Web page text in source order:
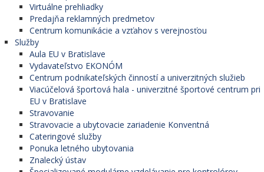
Virtuálne prehliadky
Predajňa reklamných predmetov
Centrum komunikácie a vzťahov s verejnosťou
Služby
Aula EU v Bratislave
Vydavateľstvo EKONÓM
Centrum podnikateľských činností a univerzitných služieb
Viacúčelová športová hala - univerzitné športové centrum pri
EU v Bratislave
Stravovanie
Stravovacie a ubytovacie zariadenie Konventná
Cateringové služby
Ponuka letného ubytovania
Znalecký ústav